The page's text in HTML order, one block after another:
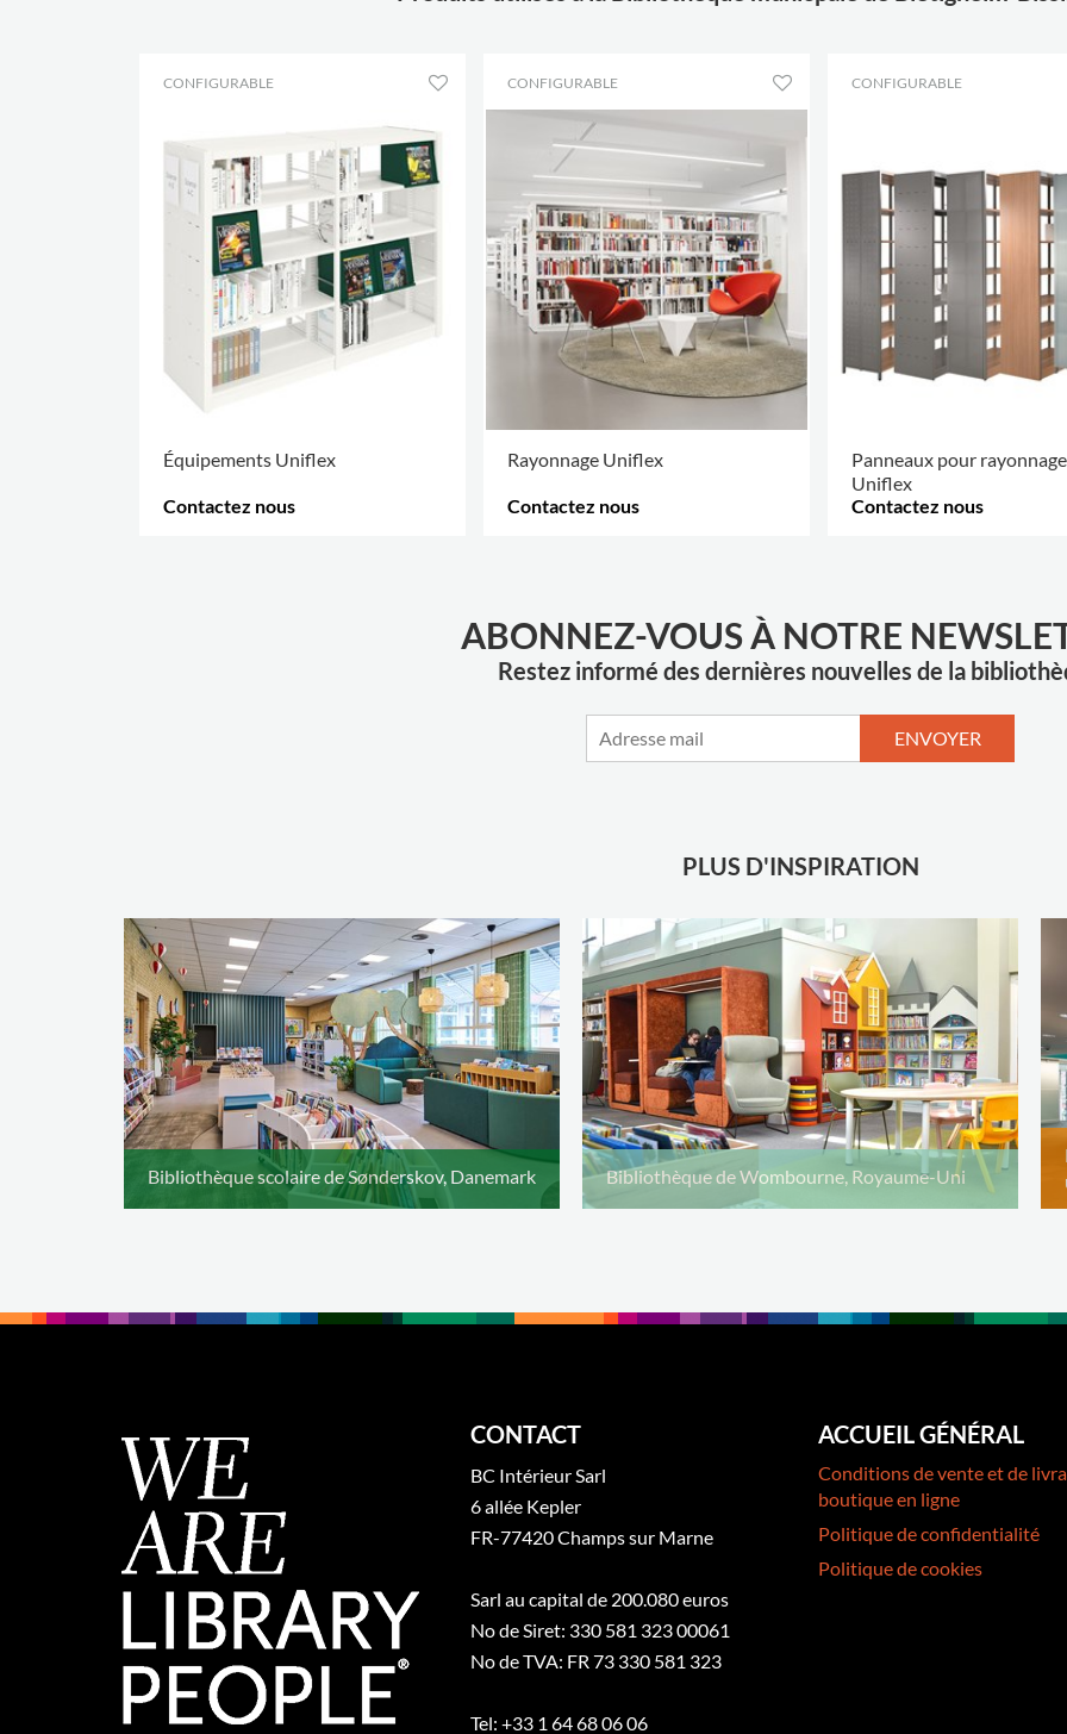
CONFIGURABLE
Équipements Uniflex
Contactez nous
CONFIGURABLE
Rayonnage Uniflex
Contactez nous
CONFIGURABLE
Panneaux pour rayonnage
Uniflex
Contactez nous
ABONNEZ-VOUS À NOTRE
Restez informé des dernières nouvelles de la
ENVOYER
PLUS D'INSPIRATION
Bibliothèque scolaire de Sønderskov, Danemark Bibliothèque de Wombourne, Royaume-Uni
CONTACT
BC Intérieur Sarl
6 allée Kepler
FR-77420 Champs sur Marne
Sarl au capital de 200.080 euros
No de Siret: 330 581 323 00061
No de TVA: FR 73 330 581 323
Tel: +33 1 64 68 06 06
ACCUEIL GÉNÉRAL
Conditions de vente et de
boutique en ligne
Politique de confidentialité
Politique de cookies